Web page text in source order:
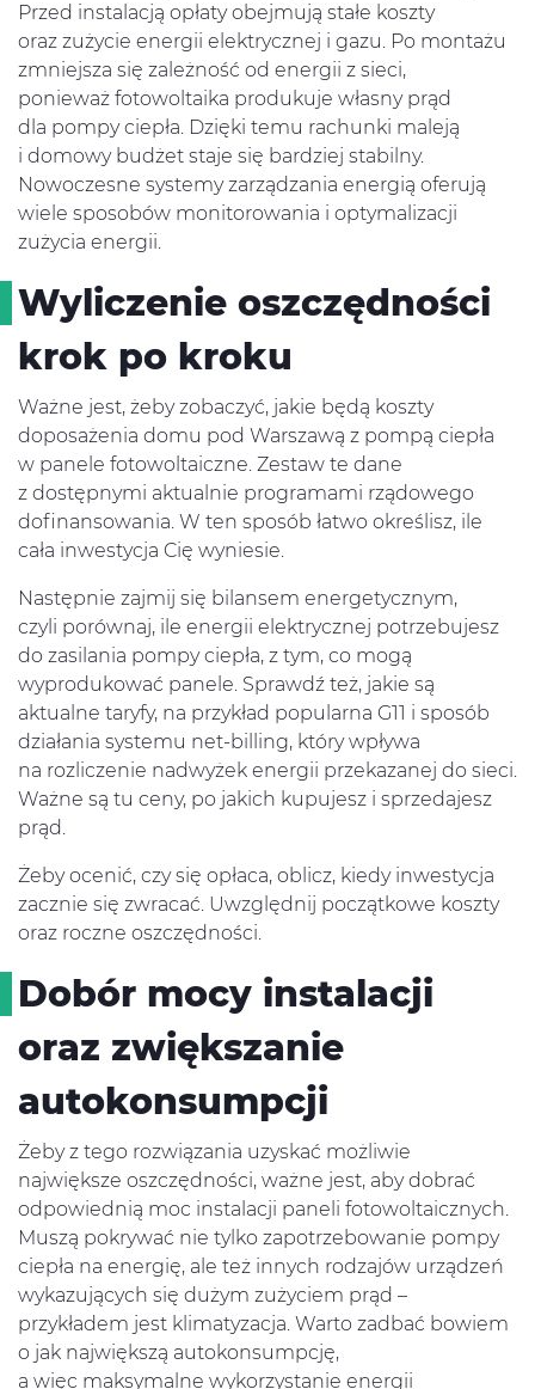
Przed instalacją opłaty obejmują stałe koszty
oraz zużycie energii elektrycznej i gazu. Po montażu
zmniejsza się zależność od energii z sieci,
ponieważ fotowoltaika produkuje własny prąd
dla pompy ciepła. Dzięki temu rachunki maleją
i domowy budżet staje się bardziej stabilny.
Nowoczesne systemy zarządzania energią oferują
wiele sposobów monitorowania i optymalizacji
zużycia energii.
Wyliczenie oszczędności
krok po kroku
Ważne jest, żeby zobaczyć, jakie będą koszty
doposażenia domu pod Warszawą z pompą ciepła
w panele fotowoltaiczne. Zestaw te dane
z dostępnymi aktualnie programami rządowego
dofinansowania. W ten sposób łatwo określisz, ile
cała inwestycja Cię wyniesie.
Następnie zajmij się bilansem energetycznym,
czyli porównaj, ile energii elektrycznej potrzebujesz
do zasilania pompy ciepła, z tym, co mogą
wyprodukować panele. Sprawdź też, jakie są
aktualne taryfy, na przykład popularna G11 i sposób
działania systemu net-billing, który wpływa
na rozliczenie nadwyżek energii przekazanej do sieci.
Ważne są tu ceny, po jakich kupujesz i sprzedajesz
prąd.
Żeby ocenić, czy się opłaca, oblicz, kiedy inwestycja
zacznie się zwracać. Uwzględnij początkowe koszty
oraz roczne oszczędności.
Dobór mocy instalacji
oraz zwiększanie
autokonsumpcji
Żeby z tego rozwiązania uzyskać możliwie
największe oszczędności, ważne jest, aby dobrać
odpowiednią moc instalacji paneli fotowoltaicznych.
Muszą pokrywać nie tylko zapotrzebowanie pompy
ciepła na energię, ale też innych rodzajów urządzeń
wykazujących się dużym zużyciem prąd –
przykładem jest klimatyzacja. Warto zadbać bowiem
o jak największą autokonsumpcję,
a więc maksymalne wykorzystanie energii